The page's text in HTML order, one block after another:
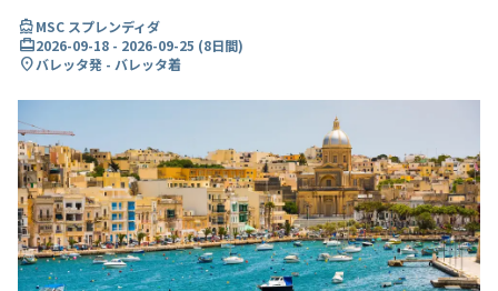
directions_boatMSC スプレンディダ
card_travel2026-09-18 - 2026-09-25 (8日間)
location_onバレッタ発 - バレッタ着